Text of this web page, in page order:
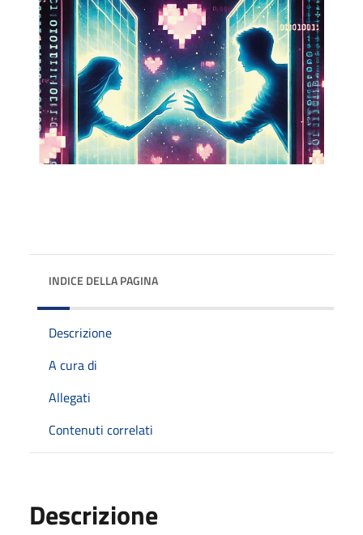
INDICE DELLA PAGINA
Descrizione
A cura di
Allegati
Contenuti correlati
Descrizione